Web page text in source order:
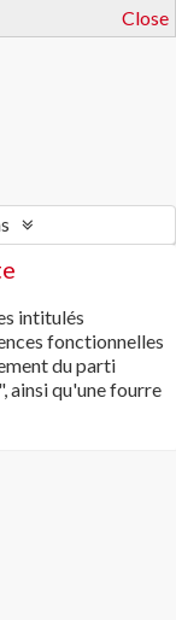
Close
intitulés
fonctionnelles
du parti
ainsi qu'une fourre